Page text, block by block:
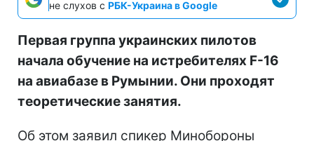
не слухов с РБК-Украина в Google
Первая группа украинских пилотов
начала обучение на истребителях F-16
на авиабазе в Румынии. Они проходят
теоретические занятия.
Об этом заявил спикер Минобороны